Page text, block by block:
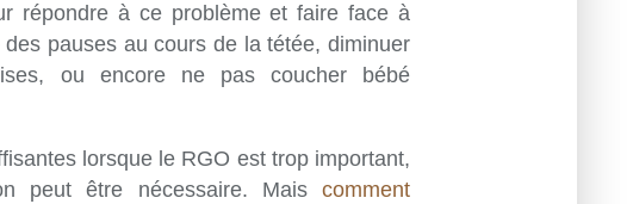
répondre à ce problème et faire face à
pauses au cours de la tétée, diminuer
ou encore ne pas coucher bébé
lorsque le RGO est trop important,
peut être nécessaire. Mais comment